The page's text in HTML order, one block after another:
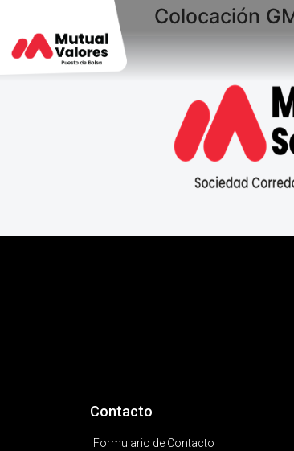
Colocación
Contacto
Formulario de Contacto